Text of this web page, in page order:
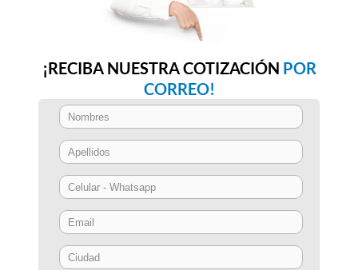
¡RECIBA NUESTRA COTIZACIÓN POR
CORREO!